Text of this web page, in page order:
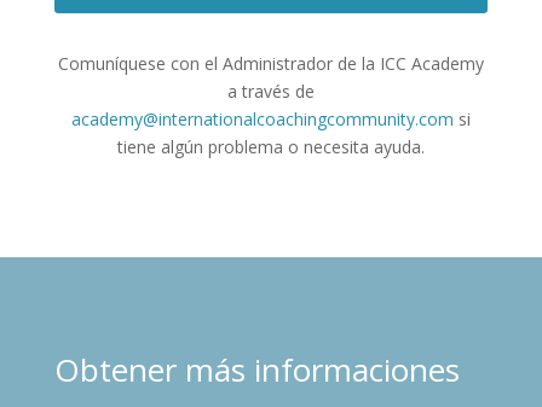
Comuníquese con el Administrador de la ICC Academy
a través de
academy@internationalcoachingcommunity.com si
tiene algún problema o necesita ayuda.
Obtener más informaciones